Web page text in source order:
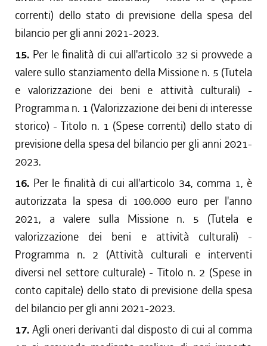
correnti) dello stato di previsione della spesa del
bilancio per gli anni 2021-2023.
15. Per le finalità di cui all'articolo 32 si provvede a
valere sullo stanziamento della Missione n. 5 (Tutela
e valorizzazione dei beni e attività culturali) -
Programma n. 1 (Valorizzazione dei beni di interesse
storico) - Titolo n. 1 (Spese correnti) dello stato di
previsione della spesa del bilancio per gli anni 2021-
2023.
16. Per le finalità di cui all'articolo 34, comma 1, è
autorizzata la spesa di 100.000 euro per l'anno
2021, a valere sulla Missione n. 5 (Tutela e
valorizzazione dei beni e attività culturali) -
Programma n. 2 (Attività culturali e interventi
diversi nel settore culturale) - Titolo n. 2 (Spese in
conto capitale) dello stato di previsione della spesa
del bilancio per gli anni 2021-2023.
17. Agli oneri derivanti dal disposto di cui al comma